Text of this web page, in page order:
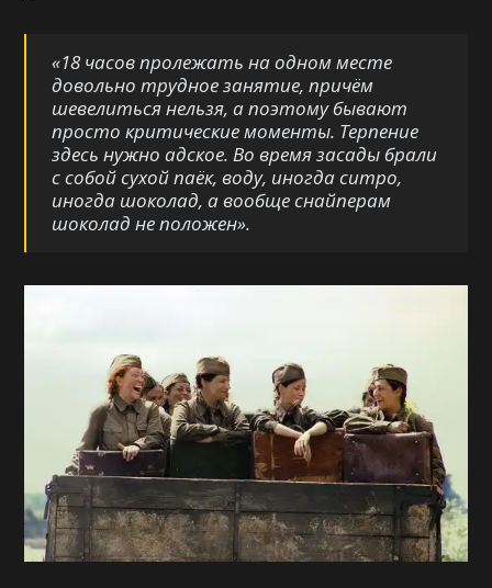
«18 часов пролежать на одном месте
довольно трудное занятие, причём
шевелиться нельзя, а поэтому бывают
просто критические моменты. Терпение
здесь нужно адское. Во время засады брали
с собой сухой паёк, воду, иногдаситро,
иногда шоколад, авообщеснайперам
шоколад не положен».